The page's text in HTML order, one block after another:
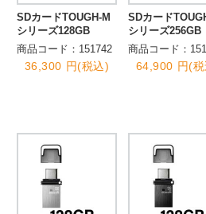
SDカードTOUGH-M
シリーズ128GB
商品コード：151742
36,300 円(税込)
SDカード
シリーズ256GB
商品コード：
64,900 円(税